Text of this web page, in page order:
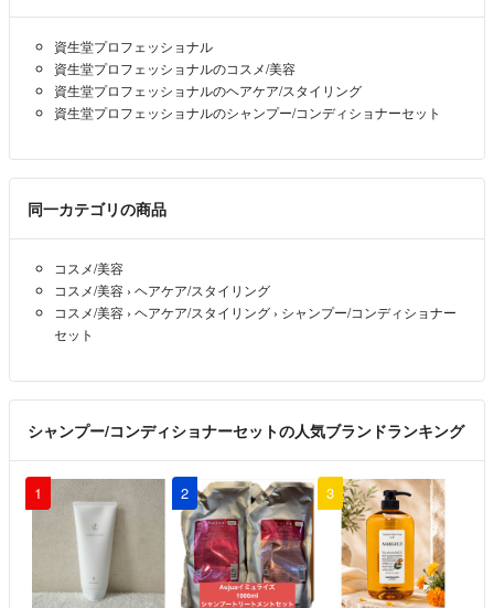
資生堂プロフェッショナル
資生堂プロフェッショナルのコスメ/美容
資生堂プロフェッショナルのヘアケア/スタイリング
資生堂プロフェッショナルのシャンプー/コンディショナーセット
同一カテゴリの商品
コスメ/美容
コスメ/美容 › ヘアケア/スタイリング
コスメ/美容 › ヘアケア/スタイリング › シャンプー/コンディショナー
セット
シャンプー/コンディショナーセットの人気ブランドランキング
1 2 3